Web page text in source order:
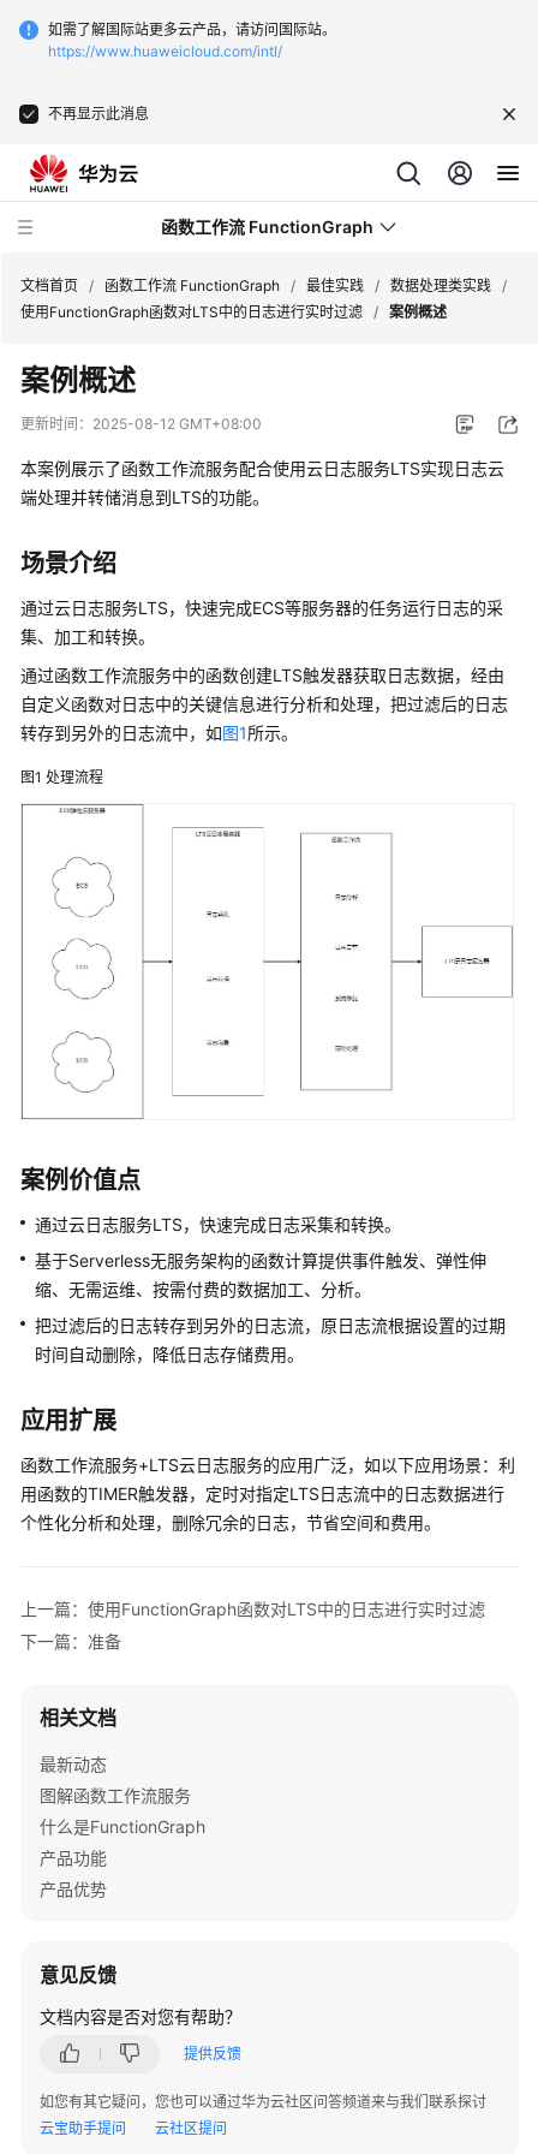
如需了解国际站更多云产品，请访问国际站。
https://www.huaweicloud.com/intl/
不再显示此消息
函数工作流 FunctionGraph
最
新
动
产
介
绍
计
说
明
快
入
用
指
南
佳
实
践
FunctionGraph
最
佳
汇
总
能
优
化
与
安
践
据
处
理
实
践
使
函
对
OBS
的
图
文档首页 / 函数工作流 FunctionGraph / 最佳实践 / 数据处理类实践 /
使用FunctionGraph函数对LTS中的日志进行实时过滤 / 案例概述
案例概述
更新时间： 2025-08-12 GMT+08:00
本案例展示了函数工作流服务配合使用云日志服务LTS实现日志云
端处理并转储消息到LTS的功能。
场景介绍
通过云日志服务LTS，快速完成ECS等服务器的任务运行日志的采
集、加工和转换。
通过函数工作流服务中的函数创建LTS触发器获取日志数据，经由
自定义函数对日志中的关键信息进行分析和处理，把过滤后的日志
转存到另外的日志流中，如图1所示。
图1 处理流程
案例价值点
通过云日志服务LTS，快速完成日志采集和转换。
基于Serverless无服务架构的函数计算提供事件触发、弹性伸
缩、无需运维、按需付费的数据加工、分析。
把过滤后的日志转存到另外的日志流，原日志流根据设置的过期
时间自动删除，降低日志存储费用。
应用扩展
函数工作流服务+LTS云日志服务的应用广泛，如以下应用场景：利
用函数的TIMER触发器，定时对指定LTS日志流中的日志数据进行
个性化分析和处理，删除冗余的日志，节省空间和费用。
上一篇：使用FunctionGraph函数对LTS中的日志进行实时过滤
下一篇：准备
相关文档
最新动态
图解函数工作流服务
什么是FunctionGraph
产品功能
产品优势
意见反馈
文档内容是否对您有帮助？
提供反馈
如您有其它疑问，您也可以通过华为云社区问答频道来与我们联系探讨
云宝助手提问
云社区提问